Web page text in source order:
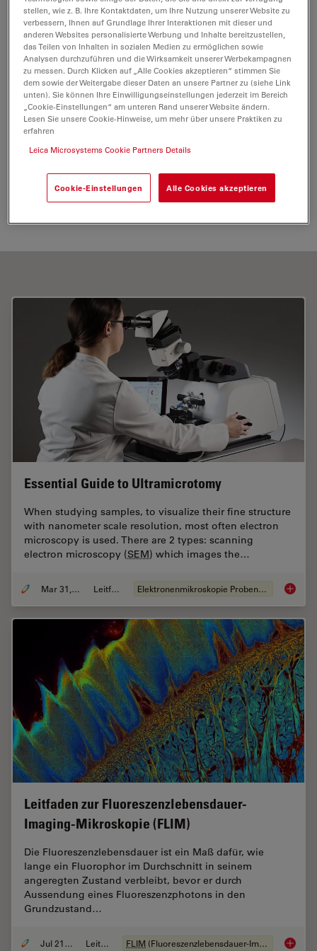
Südafrika und auf den Seychellen gearbeitet und bietet
Schreib- und Redaktionsdienste sowie Beratung zu
Inbound-Marketing, Erstellung technischer Inhalte und
Medienarbeit an.
Tags
Essential Guide to Ultramicrotomy
When studying samples, to visualize their fine structure
with nanometer scale resolution, most often electron
microscopy is used. There are 2 types: scanning
electron microscopy (SEM) which images the…
Mar 31, 2025 Leitfaden Elektronenmikroskopie Probenvorbereitung
Leitfaden zur Fluoreszenzlebensdauer-
Imaging-Mikroskopie (FLIM)
Die Fluoreszenzlebensdauer ist ein Maß dafür, wie
lange ein Fluorophor im Durchschnitt in seinem
angeregten Zustand verbleibt, bevor er durch
Aussendung eines Fluoreszenzphotons in den
Grundzustand…
Jul 21, 2022 Leitfaden FLIM (Fluoreszenzlebensdauer-Imaging-Mikroskopie)
stellen, wie z. B. Ihre Kontaktdaten, um Ihre Nutzung unserer Website zu
verbessern, Ihnen auf Grundlage Ihrer Interaktionen mit dieser und
anderen Websites personalisierte Werbung und Inhalte bereitzustellen,
das Teilen von Inhalten in sozialen Medien zu ermöglichen sowie
Analysen durchzuführen und die Wirksamkeit unserer Werbekampagnen
zu messen. Durch Klicken auf „Alle Cookies akzeptieren“ stimmen Sie
dem sowie der Weitergabe dieser Daten an unsere Partner zu (siehe Link
unten). Sie können Ihre Einwilligungseinstellungen jederzeit im Bereich
„Cookie-Einstellungen“ am unteren Rand unserer Website ändern.
Lesen Sie unsere Cookie-Hinweise, um mehr über unsere Praktiken zu
erfahren
Leica Microsystems Cookie Partners Details
Cookie-Einstellungen Alle Cookies akzeptieren